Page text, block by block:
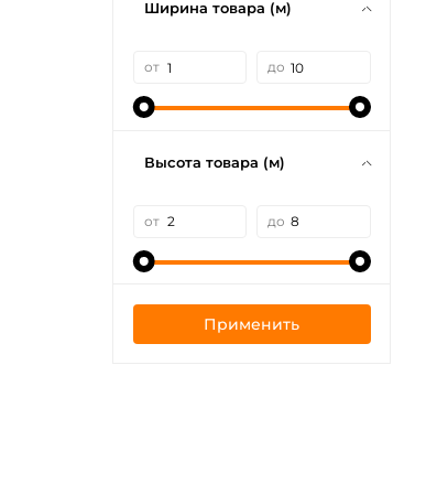
Ширина товара (м)
от до
Высота товара (м)
от до
Применить